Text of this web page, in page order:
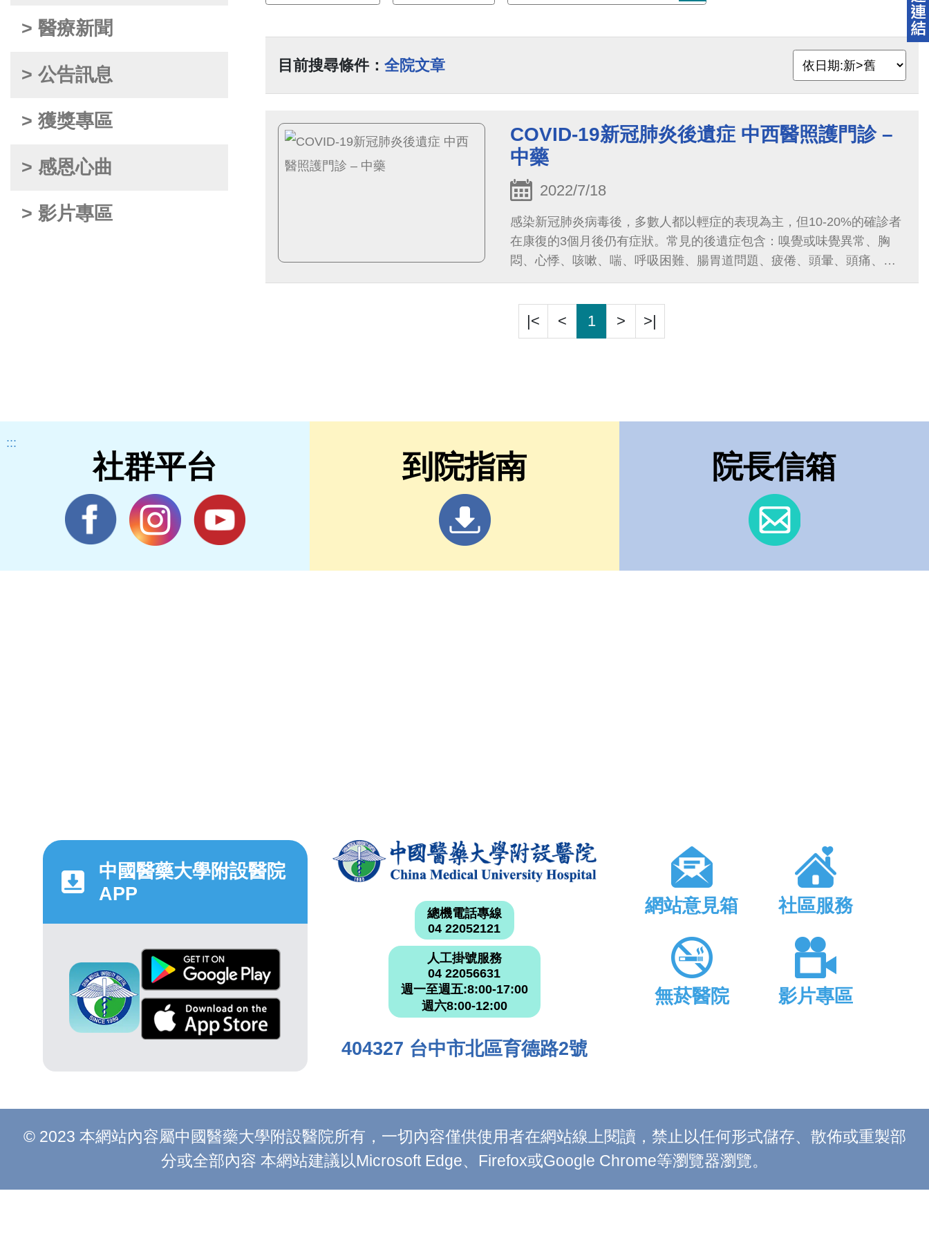
> 醫療新聞
> 公告訊息
> 獲獎專區
> 感恩心曲
> 影片專區
目前搜尋條件： 全院文章
COVID-19新冠肺炎後遺症 中西醫照護門診 –
中藥
2022/7/18
感染新冠肺炎病毒後，多數人都以輕症的表現為主，但10-20%的確診者
在康復的3個月後仍有症狀。常見的後遺症包含：嗅覺或味覺異常、胸
悶、心悸、咳嗽、喘、呼吸困難、腸胃道問題、疲倦、頭暈、頭痛、認
知障礙、記憶力減退、焦慮、情緒低落等等。
|< < 1 > >|
:::
社群平台 到院指南 院長信箱
中國醫藥大學附設醫院
APP
總機電話專線
04 22052121
人工掛號服務
04 22056631
週一至週五:8:00-17:00
週六8:00-12:00
404327 台中市北區育德路2號
網站意見箱 社區服務
無菸醫院 影片專區
© 2023 本網站內容屬中國醫藥大學附設醫院所有，一切內容僅供使用者在網站線上閱讀，禁止以任何形式儲存、散佈或重製部
分或全部內容 本網站建議以Microsoft Edge、Firefox或Google Chrome等瀏覽器瀏覽。